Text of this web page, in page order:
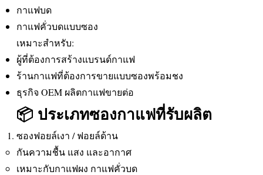
กาแฟบด
กาแฟคั่วบดแบบซอง
เหมาะสำหรับ:
ผู้ที่ต้องการสร้างแบรนด์กาแฟ
ร้านกาแฟที่ต้องการขายแบบซองพร้อมชง
ธุรกิจ OEM ผลิตกาแฟขายต่อ
📦 ประเภทซองกาแฟที่รับผลิต
ซองฟอยล์เงา / ฟอยล์ด้าน
กันความชื้น แสง และอากาศ
เหมาะกับกาแฟผง กาแฟคั่วบด